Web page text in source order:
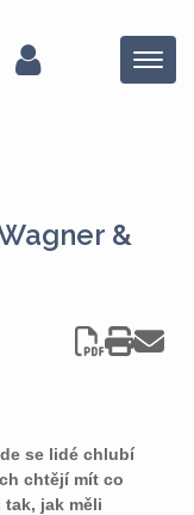
Menu
&
se lidé chlubí
chtějí mít co
tak, jak měli